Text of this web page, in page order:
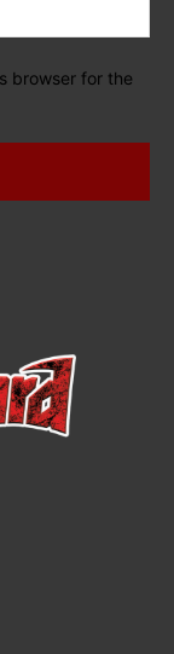
browser for the